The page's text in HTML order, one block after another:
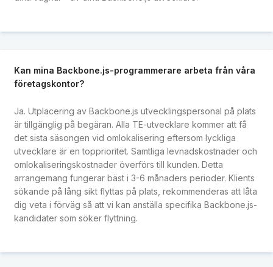
Kan mina Backbone.js-programmerare arbeta från våra
företagskontor?
Ja. Utplacering av Backbone.js utvecklingspersonal på plats
är tillgänglig på begäran. Alla TE-utvecklare kommer att få
det sista säsongen vid omlokalisering eftersom lyckliga
utvecklare är en topprioritet. Samtliga levnadskostnader och
omlokaliseringskostnader överförs till kunden. Detta
arrangemang fungerar bäst i 3-6 månaders perioder. Klients
sökande på lång sikt flyttas på plats, rekommenderas att låta
dig veta i förväg så att vi kan anställa specifika Backbone.js-
kandidater som söker flyttning.